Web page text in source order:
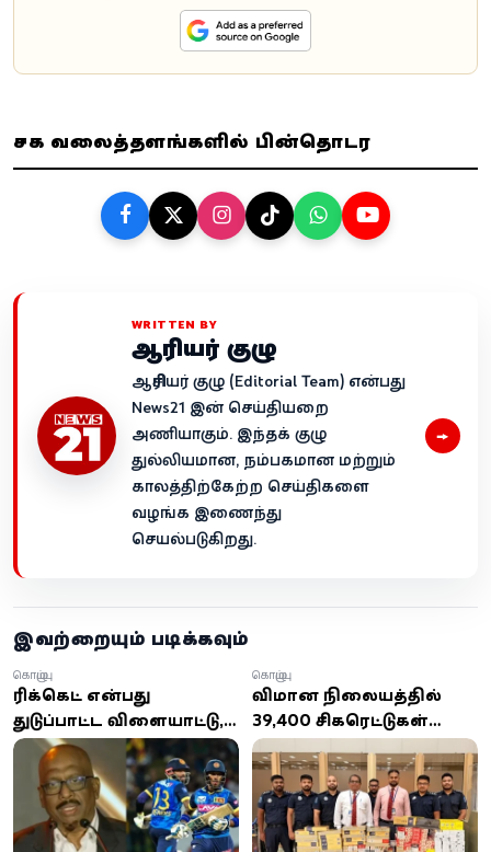
சமூக வலைத்தளங்களில் பின்தொடர
WRITTEN BY
ஆசிரியர் குழு
ஆசிரியர் குழு (Editorial Team) என்பது
News21 இன் செய்தியறை
அணியாகும். இந்தக் குழு
துல்லியமான, நம்பகமான மற்றும்
காலத்திற்கேற்ற செய்திகளை
வழங்க இணைந்து
செயல்படுகிறது.
→
இவற்றையும் படிக்கவும்
கிரிக்கெட் என்பது
துடுப்பாட்ட விளையாட்டு,
பந்துவீச்சு அல்ல -
விளையாட்டு அமைச்சர்
பரபரப்பு கருத்து!
கொழும்பு
விமான நிலையத்தில்
39,400 சிகரெட்டுகள்
பறிமுதல்:
வெளிநாட்டவருக்கு
250,000 ரூபாய் அபராதம்
கொழும்பு